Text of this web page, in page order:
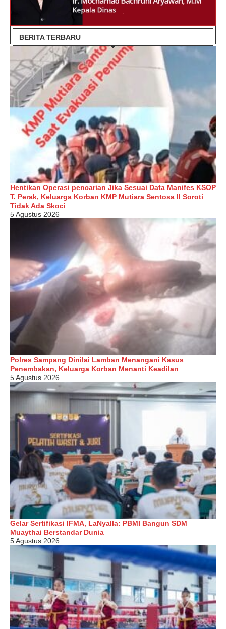
BERITA TERBARU
Hentikan Operasi pencarian Jika Sesuai Data Manifes KSOP
T. Perak, Keluarga Korban KMP Mutiara Sentosa II Soroti
Tidak Ada Skoci
5 Agustus 2026
Polres Sampang Dinilai Lamban Menangani Kasus
Penembakan, Keluarga Korban Menanti Keadilan
5 Agustus 2026
Gelar Sertifikasi IFMA, LaNyalla: PBMI Bangun SDM
Muaythai Berstandar Dunia
5 Agustus 2026